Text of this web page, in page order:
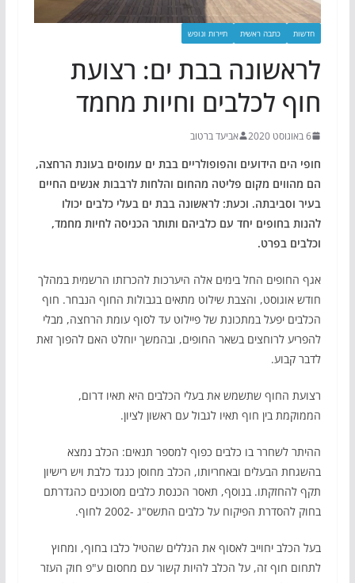
חדשות כתבה ראשית תיירות ונופש
לראשונה בבת ים: רצועת
חוף לכלבים וחיות מחמד
6 באוגוסט 2020 אביעד ברטוב
חופי הים הידועים והפופולריים בבת ים עמוסים בעונת הרחצה,
הם מהווים מקום פליטה מהחום והלחות לרבבות אנשים החיים
בעיר וסביבתה. וכעת: לראשונה בבת ים בעלי כלבים יכולו
להנות בחופים יחד עם כלביהם ותותר הכניסה לחיות מחמד,
וכלבים בפרט.
אגף החופים החל בימים אלה היערכות להכרזתו הרשמית במהלך
חודש אוגוסט, והצבת שילוט מתאים בגבולות החוף הנבחר. חוף
הכלבים יפעל במתכונת של פיילוט עד לסוף עומת הרחצה, מבלי
להפריע לרוחצים בשאר החופים, ובהמשך יוחלט האם להפוך זאת
לדבר קבוע.
רצועת החוף שתשמש את בעלי הכלבים היא תאיו דרום,
הממוקמת בין חוף תאיו לגבול עם ראשון לציון.
ההיתר לשחרר בו כלבים כפוף למספר תנאים: הכלב נמצא
בהשגחת הבעלים ובאחריותו, הכלב מחוסן כנגד כלבת ויש רישיון
תקף להחזקתו. בנוסף, תאסר הכנסת כלבים מסוכנים כהגדרתם
בחוק להסדרת הפיקוח על כלבים התשס"ג -2002 לחוף.
בעל הכלב יחוייב לאסוף את הגללים שהטיל כלבו בחוף, ומחוץ
לתחום חוף זה, על הכלב להיות קשור עם מחסום ע"פ חוק העזר